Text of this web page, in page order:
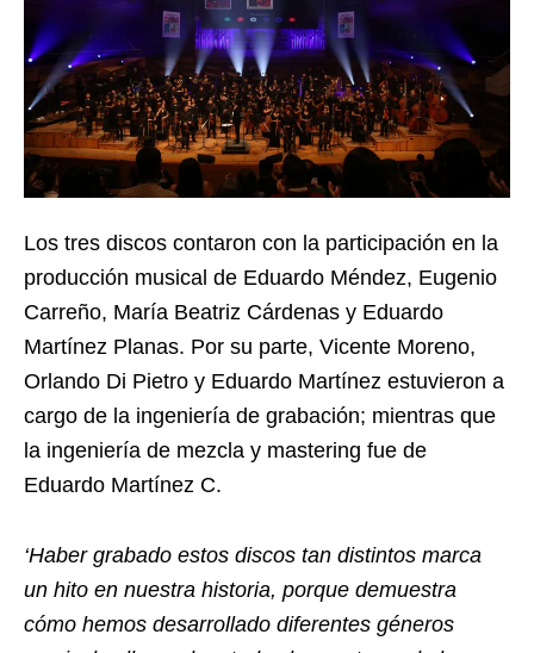
Los tres discos contaron con la participación en la
producción musical de Eduardo Méndez, Eugenio
Carreño, María Beatriz Cárdenas y Eduardo
Martínez Planas. Por su parte, Vicente Moreno,
Orlando Di Pietro y Eduardo Martínez estuvieron a
cargo de la ingeniería de grabación; mientras que
la ingeniería de mezcla y mastering fue de
Eduardo Martínez C.
‘Haber grabado estos discos tan distintos marca
un hito en nuestra historia, porque demuestra
cómo hemos desarrollado diferentes géneros